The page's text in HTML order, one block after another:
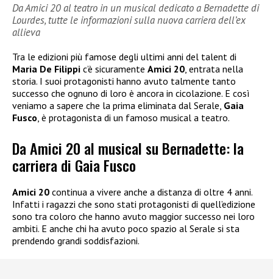
Da Amici 20 al teatro in un musical dedicato a Bernadette di
Lourdes, tutte le informazioni sulla nuova carriera dell’ex
allieva
Tra le edizioni più famose degli ultimi anni del talent di
Maria De Filippi c’è sicuramente Amici 20 , entrata nella
storia. I suoi protagonisti hanno avuto talmente tanto
successo che ognuno di loro è ancora in cicolazione. E così
veniamo a sapere che la prima eliminata dal Serale, Gaia
Fusco , è protagonista di un famoso musical a teatro.
Da Amici 20 al musical su Bernadette: la
carriera di Gaia Fusco
Amici 20 continua a vivere anche a distanza di oltre 4 anni.
Infatti i ragazzi che sono stati protagonisti di quell’edizione
sono tra coloro che hanno avuto maggior successo nei loro
ambiti. E anche chi ha avuto poco spazio al Serale si sta
prendendo grandi soddisfazioni.